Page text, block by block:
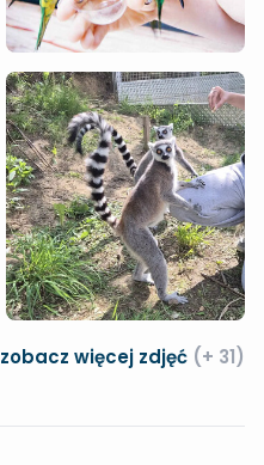
zobacz więcej zdjęć (+ 31)